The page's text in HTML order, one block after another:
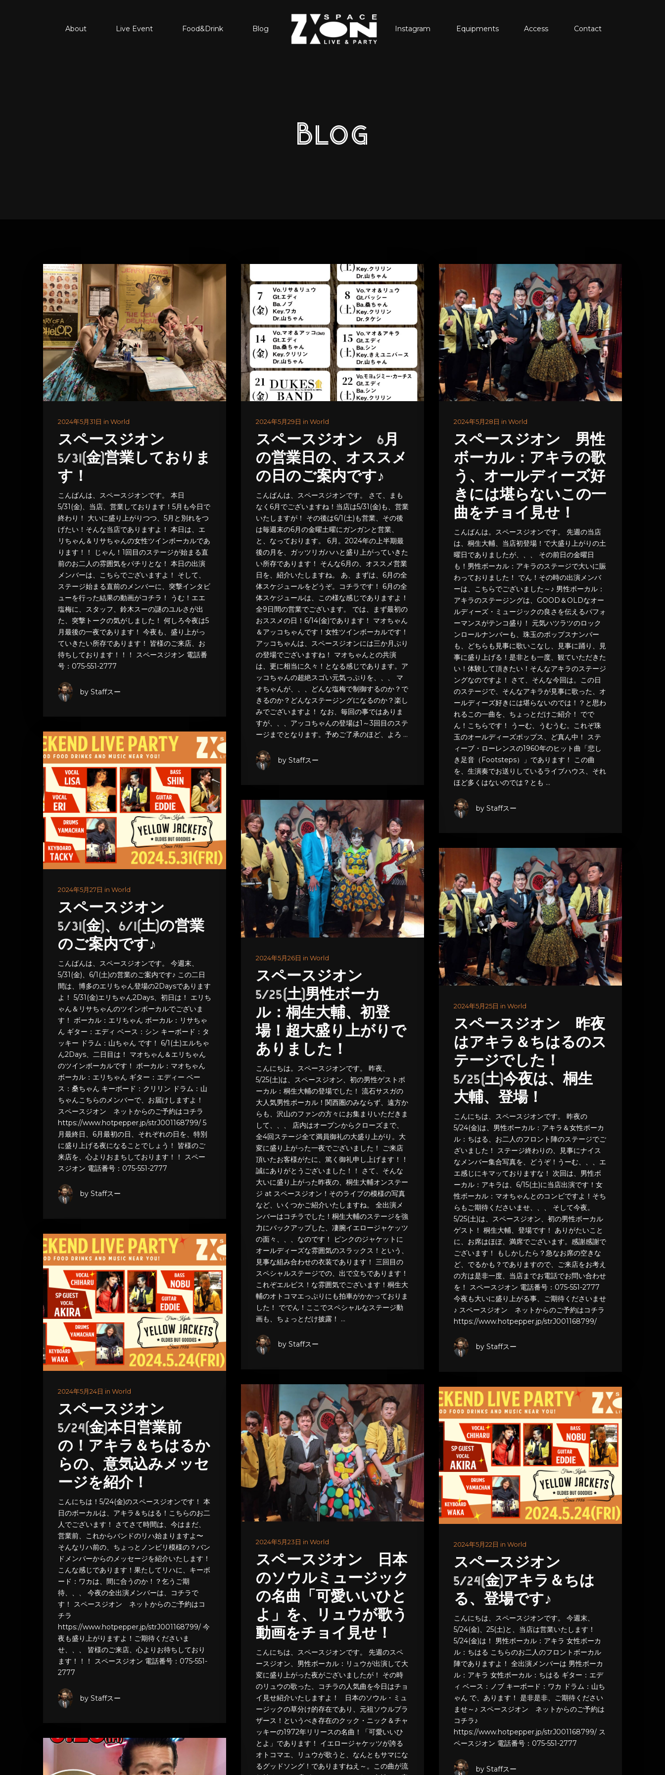
About Live Event Food&Drink Blog Instagram Equipments Access Contact
Blog
2024年5月31日 in World
スペースジオン
5/31(金)営業しておりま
す！
こんばんは、スペースジオンです。 本日
5/31(金)、当店、営業しております！5月も今日で
終わり！ 大いに盛り上がりつつ、5月と別れをつ
げたい！そんな当店でありますよ！ 本日は、エ
リちゃん＆リサちゃんの女性ツインボーカルであ
ります！！ じゃん！1回目のステージが始まる直
前のお二人の雰囲気をパチリとな！ 本日の出演
メンバーは、こちらでございますよ！ そして、
ステージ始まる直前のメンバーに、突撃インタビ
ューを行った結果の動画がコチラ！ うむ！エエ
塩梅に、スタッフ、鈴木スーの謎のユルさが出
た、突撃トークの気がしました！ 何しろ今夜は5
月最後の一夜であります！ 今夜も、盛り上がっ
ていきたい所存であります！ 皆様のご来店、お
待ちしております！！！ スペースジオン 電話番
号：075-551-2777
by Staffスー
2024年5月29日 in World
スペースジオン 6月
の営業日の、オススメ
の日のご案内です♪
こんばんは、スペースジオンです。 さて、まも
なく6月でございますね！当店は5/31(金)も、営業
いたしますが！ その後は6/1(土)も営業、その後
は毎週末の6月の金曜土曜にガンガンと営業、
と、なっております。 6月。2024年の上半期最
後の月を、ガッツリガハハと盛り上がっていきた
い所存であります！ そんな6月の、オススメ営業
日を、紹介いたしますね。 あ、まずは、6月の全
体スケジュールをどうぞ。コチラです！ 6月の全
体スケジュールは、この様な感じでありますよ！
全9日間の営業でございます。 では、まず最初の
おススメの日！6/14(金)であります！ マオちゃん
＆アッコちゃんです！女性ツインボーカルです！
アッコちゃんは、スペースジオンには三か月ぶり
の登場でございますね！ マオちゃんとの共演
は、更に相当に久々！となる感じであります。ア
ッコちゃんの超絶スゴい元気っぷりを、、、 マ
オちゃんが、、、どんな塩梅で制御するのか？で
きるのか？どんなステージングになるのか？楽し
みでございますよ！ なお、毎回の事ではありま
すが、、、アッコちゃんの登場は1～3回目のステ
ージまでとなります。予めご了承のほど、よろ …
by Staffスー
2024年5月28日 in World
スペースジオン 男性
ボーカル：アキラの歌
う、オールディーズ好
きには堪らないこの一
曲をチョイ見せ！
こんばんは。スペースジオンです。 先週の当店
は、桐生大輔、当店初登場！で大盛り上がりの土
曜日でありましたが、、、 その前日の金曜日
も！男性ボーカル：アキラのステージで大いに賑
わっておりました！ でん！その時の出演メンバ
ーは、こちらでございました～♪ 男性ボーカル：
アキラのステージングは、GOOD＆OLDなオー
ルディーズ・ミュージックの良さを伝えるパフォ
ーマンスがテンコ盛り！ 元気ハツラツのロック
ンロールナンバーも、珠玉のポップスナンバー
も、どちらも見事に歌いこなし、見事に踊り、見
事に盛り上げる！是非とも一度、観ていただきた
い！体験して頂きたい！そんなアキラのステージ
ングなのですよ！ さて、そんな今回は。この日
のステージで、そんなアキラが見事に歌った、オ
ールディーズ好きには堪らないのでは！？と思わ
れるこの一曲を、ちょっとだけご紹介！ でで
ん！こちらです！ うーむ、うむうむ。これぞ珠
玉のオールディーズポップス、ど真ん中！ ステ
ィーブ・ローレンスの1960年のヒット曲「悲し
き足音（Footsteps）」であります！ この曲
を、生演奏でお送りしているライブハウス、それ
ほど多くはないのでは？とも …
by Staffスー
2024年5月27日 in World
スペースジオン
5/31(金)、6/1(土)の営業
のご案内です♪
こんばんは、スペースジオンです。 今週末、
5/31(金)、6/1(土)の営業のご案内です♪ この二日
間は、博多のエリちゃん登場の2Daysであります
よ！ 5/31(金)エリちゃん2Days、初日は！ エリち
ゃん＆リサちゃんのツインボーカルでございま
す！ ボーカル：エリちゃん ボーカル：リサちゃ
ん ギター：エディ ベース：シン キーボード：タ
ッキー ドラム：山ちゃん です！ 6/1(土)エルちゃ
ん2Days、二日目は！ マオちゃん＆エリちゃん
のツインボーカルです！ ボーカル：マオちゃん
ボーカル：エリちゃん ギター：エディー ベー
ス：桑ちゃん キーボード：クリリン ドラム：山
ちゃんこちらのメンバーで、お届けしますよ！
スペースジオン ネットからのご予約はコチラ
https://www.hotpepper.jp/strJ001168799/ 5
月最終日、6月最初の日、それぞれの日を、特別
に盛り上げる夜になることでしょう！ 皆様のご
来店を、心よりおまちしております！！ スペー
スジオン 電話番号：075-551-2777
by Staffスー
2024年5月26日 in World
スペースジオン
5/25(土)男性ボーカ
ル：桐生大輔、初登
場！超大盛り上がりで
ありました！
こんにちは。スペースジオンです。 昨夜、
5/25(土)は、スペースジオン、初の男性ゲストボ
ーカル：桐生大輔の登場でした！ 流石サスガの
大人気男性ボーカル！関西圏のみならず、遠方か
らも、沢山のファンの方々にお集まりいただきま
して、、、 店内はオープンからクローズまで、
全4回ステージ全て満員御礼の大盛り上がり。大
変に盛り上がった一夜でございました！ ご来店
頂いたお客様がたに、篤く御礼申し上げます！！
誠にありがとうございました！！ さて、そんな
大いに盛り上がった昨夜の、桐生大輔オンステー
ジ at スペースジオン！そのライブの模様の写真
など、いくつかご紹介いたしますね。 全出演メ
ンバーはコチラでした！桐生大輔のステージを強
力にバックアップした、凄腕イエロージャケッツ
の面々、、、なのです！ ピンクのジャケットに
オールディーズな雰囲気のスラックス！という、
見事な組み合わせの衣装であります！ 三回目の
スペシャルステージでの、出で立ちであります！
これぞエルビス！な雰囲気でございます！桐生大
輔のオトコマエっぷりにも拍車がかかっておりま
した！ ででん！ここでスペシャルなステージ動
画も、ちょっとだけ披露！ …
by Staffスー
2024年5月25日 in World
スペースジオン 昨夜
はアキラ＆ちはるのス
テージでした！
5/25(土)今夜は、桐生
大輔、登場！
こんにちは、スペースジオンです。 昨夜の
5/24(金)は、男性ボーカル：アキラ＆女性ボーカ
ル：ちはる、お二人のフロント陣のステージでご
ざいました！ ステージ終わりの、見事にナイス
なメンバー集合写真を、どうぞ！うーむ、、、エ
エ感じにキマッておりますな！ 次回は、男性ボ
ーカル：アキラは、6/15(土)に当店出演です！女
性ボーカル：マオちゃんとのコンビですよ！そち
らもご期待くださいませ、、、 そして今夜。
5/25(土)は、スペースジオン、初の男性ボーカル
ゲスト！ 桐生大輔、登場です！ ありがたいこと
に、お席はほぼ、満席でございます。感謝感謝で
ございます！ もしかしたら？急なお席の空きな
ど、でるかも？でありますので、ご来店をお考え
の方は是非一度、当店までお電話でお問い合わせ
を！ スペースジオン 電話番号：075-551-2777
今夜も大いに盛り上がる事、ご期待くださいませ
♪ スペースジオン ネットからのご予約はコチラ
https://www.hotpepper.jp/strJ001168799/
by Staffスー
2024年5月24日 in World
スペースジオン
5/24(金)本日営業前
の！アキラ＆ちはるか
らの、意気込みメッセ
ージを紹介！
こんにちは！5/24(金)のスペースジオンです！ 本
日のボーカルは、アキラ＆ちはる！こちらのお二
人でございます！ さてさて時間は、今はまだ、
営業前、これからバンドのリハ始まりますよ〜
そんなリハ前の、ちょっとノンビリ模様の？バン
ドメンバーからのメッセージを紹介いたします！
こんな感じであります！果たしてリハに、キーボ
ード：ワカは、間に合うのか！？乞うご期
待、、、 今夜の全出演メンバーは、コチラで
す！ スペースジオン ネットからのご予約はコ
チラ
https://www.hotpepper.jp/strJ001168799/ 今
夜も盛り上がりますよ！ご期待くださいま
せ、、、 皆様のご来店、心よりお待ちしており
ます！！！ スペースジオン 電話番号：075-551-
2777
by Staffスー
2024年5月23日 in World
スペースジオン 日本
のソウルミュージック
の名曲「可愛いいひと
よ」を、リュウが歌う
動画をチョイ見せ！
こんにちは、スペースジオンです。 先週のスペ
ースジオン、男性ボーカル：リュウが出演して大
変に盛り上がった夜がございましたが！ その時
のリュウの歌った、コチラの人気曲を今日はチョ
イ見せ紹介いたしますよ！ 日本のソウル・ミュ
ージックの草分け的存在であり、元祖ソウルブラ
ザース！というべき存在のクック・ニック＆チャ
ッキーの1972年リリースの名曲！「可愛いいひ
とよ」であります！ イエロージャケッツが誇る
オトコマエ、リュウが歌うと、なんともサマにな
るグッドソング！でありますねえ～。この曲が流
2024年5月22日 in World
スペースジオン
5/24(金)アキラ＆ちは
る、登場です♪
こんにちは、スペースジオンです。 今週末、
5/24(金)、25(土)と、当店は営業いたします！
5/24(金)は！ 男性ボーカル：アキラ 女性ボーカ
ル：ちはる こちらのお二人のフロントボーカル
陣でありますよ！ 全出演メンバーは 男性ボーカ
ル：アキラ 女性ボーカル：ちはる ギター：エデ
ィ ベース：ノブ キーボード：ワカ ドラム：山ち
ゃん で、あります！ 是非是非、ご期待ください
ませ～♪ スペースジオン ネットからのご予約は
コチラ♪
https://www.hotpepper.jp/strJ001168799/ ス
ペースジオン 電話番号：075-551-2777
by Staffスー